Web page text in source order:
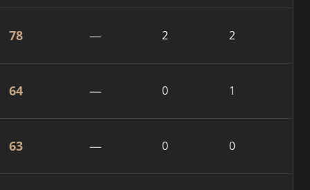
78 — 2 2
64 — 0 1
63 — 0 0